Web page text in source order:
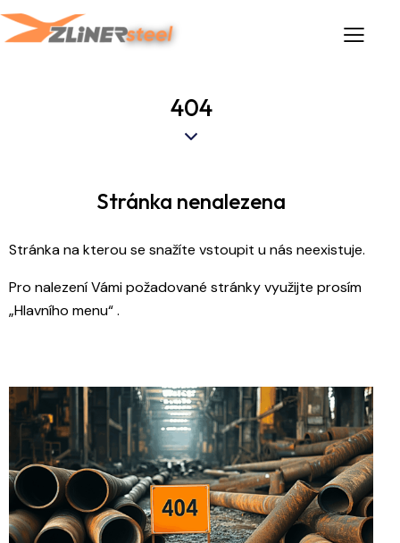
404
Stránka nenalezena
Stránka na kterou se snažíte vstoupit u nás neexistuje.
Pro nalezení Vámi požadované stránky využijte prosím
„Hlavního menu“ .